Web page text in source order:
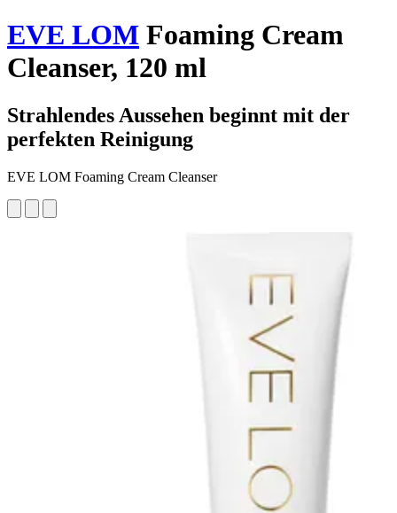
EVE LOM Foaming Cream
Cleanser, 120 ml
Strahlendes Aussehen beginnt mit der
perfekten Reinigung
EVE LOM Foaming Cream Cleanser